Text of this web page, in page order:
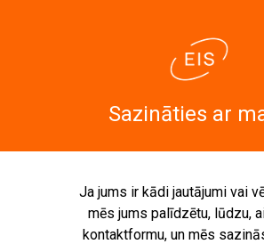
Sazināties ar
Ja jums ir kādi jautājumi vai
mēs jums palīdzētu, lūdzu,
kontaktformu, un mēs